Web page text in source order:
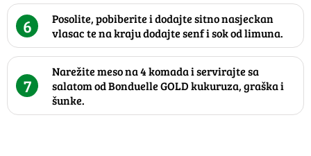
6
Posolite, pobiberite i dodajte sitno nasjeckan
vlasac te na kraju dodajte senf i sok od limuna.
7
Narežite meso na 4 komada i servirajte sa
salatom od Bonduelle GOLD kukuruza, graška i
šunke.